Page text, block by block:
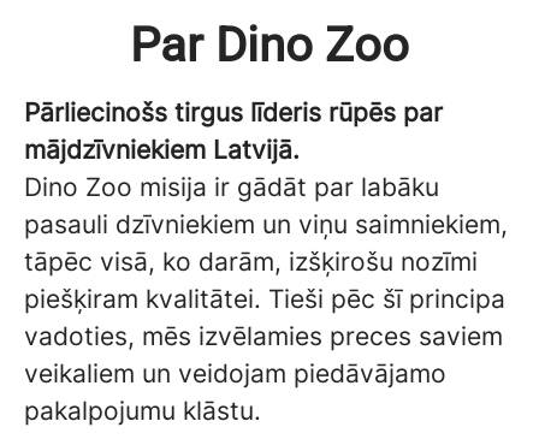
Par Dino Zoo
Pārliecinošs tirgus līderis rūpēs par
mājdzīvniekiem Latvijā.
Dino Zoo misija ir gādāt par labāku
pasauli dzīvniekiem un viņu saimniekiem,
tāpēc visā, ko darām, izšķirošu nozīmi
piešķiram kvalitātei. Tieši pēc šī principa
vadoties, mēs izvēlamies preces saviem
veikaliem un veidojam piedāvājamo
pakalpojumu klāstu.